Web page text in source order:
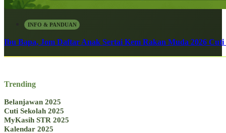
INFO & PANDUAN
Ibu Bapa, Jom Daftar Anak Sertai Kem Rakan Muda 2026
Trending
Belanjawan 2025
Cuti Sekolah 2025
MyKasih STR 2025
Kalendar 2025